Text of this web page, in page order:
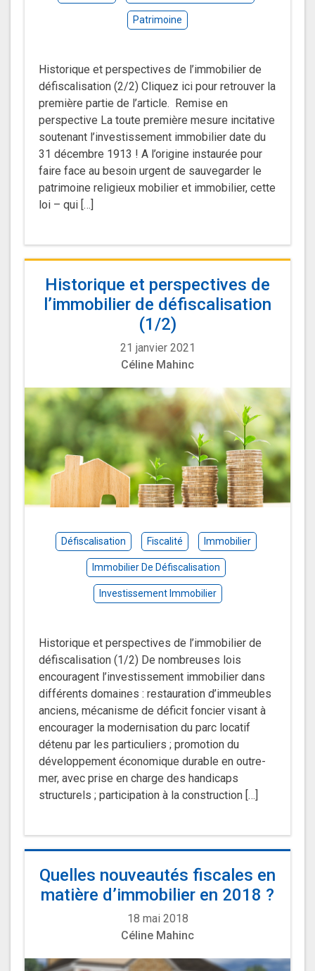
Patrimoine
Historique et perspectives de l’immobilier de
défiscalisation (2/2) Cliquez ici pour retrouver la
première partie de l’article. Remise en
perspective La toute première mesure incitative
soutenant l’investissement immobilier date du
31 décembre 1913 ! A l’origine instaurée pour
faire face au besoin urgent de sauvegarder le
patrimoine religieux mobilier et immobilier, cette
loi – qui […]
Historique et perspectives de
l’immobilier de défiscalisation
(1/2)
21 janvier 2021
Céline Mahinc
Défiscalisation Fiscalité Immobilier
Immobilier De Défiscalisation
Investissement Immobilier
Historique et perspectives de l’immobilier de
défiscalisation (1/2) De nombreuses lois
encouragent l’investissement immobilier dans
différents domaines : restauration d’immeubles
anciens, mécanisme de déficit foncier visant à
encourager la modernisation du parc locatif
détenu par les particuliers ; promotion du
développement économique durable en outre-
mer, avec prise en charge des handicaps
structurels ; participation à la construction […]
Quelles nouveautés fiscales en
matière d’immobilier en 2018 ?
18 mai 2018
Céline Mahinc